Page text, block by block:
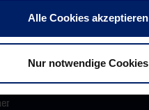
Alle Cookies akzeptieren
Nur notwendige Cookies